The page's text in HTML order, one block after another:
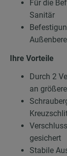
Für die
Sanitär
Ihre Vorteile
Durch 2
an
gesichert
Stabile